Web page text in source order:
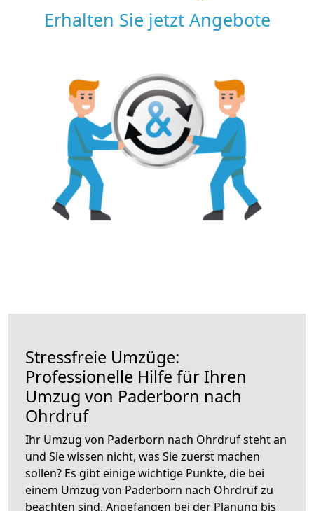
Erhalten Sie jetzt Angebote
Stressfreie Umzüge:
Professionelle Hilfe für Ihren
Umzug von Paderborn nach
Ohrdruf
Ihr Umzug von Paderborn nach Ohrdruf steht an
und Sie wissen nicht, was Sie zuerst machen
sollen? Es gibt einige wichtige Punkte, die bei
einem Umzug von Paderborn nach Ohrdruf zu
beachten sind. Angefangen bei der Planung bis